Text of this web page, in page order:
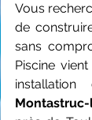
Vous
de
sans
Piscine